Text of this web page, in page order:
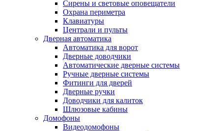
Сирены и световые оповещатели
Охрана периметра
Клавиатуры
Централи и пульты
Дверная автоматика
Автоматика для ворот
Дверные доводчики
Автоматические дверные системы
Ручные дверные системы
Фитинги для дверей
Дверные ручки
Доводчики для калиток
Шлюзовые кабины
Домофоны
Видеодомофоны